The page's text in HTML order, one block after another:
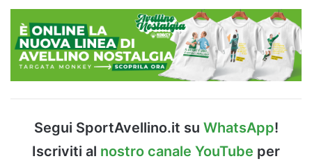
Segui SportAvellino.it su WhatsApp!
Iscriviti al nostro canale YouTube per